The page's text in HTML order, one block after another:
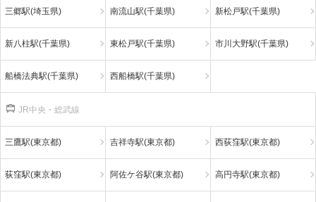
三郷駅(埼玉県) 南流山駅(千葉県) 新松戸駅(千葉県)
新八柱駅(千葉県) 東松戸駅(千葉県) 市川大野駅(千葉県)
船橋法典駅(千葉県) 西船橋駅(千葉県)
JR中央・総武線
三鷹駅(東京都) 吉祥寺駅(東京都) 西荻窪駅(東京都)
荻窪駅(東京都) 阿佐ケ谷駅(東京都) 高円寺駅(東京都)